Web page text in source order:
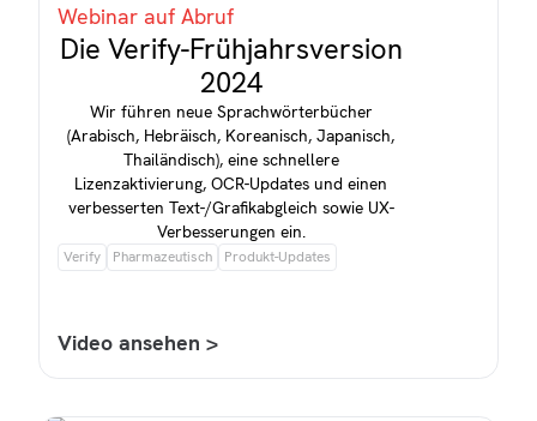
Webinar auf Abruf
Die Verify-Frühjahrsversion
2024
Wir führen neue Sprachwörterbücher
(Arabisch, Hebräisch, Koreanisch, Japanisch,
Thailändisch), eine schnellere
Lizenzaktivierung, OCR-Updates und einen
verbesserten Text-/Grafikabgleich sowie UX-
Verbesserungen ein.
Verify Pharmazeutisch Produkt-Updates
Video ansehen >